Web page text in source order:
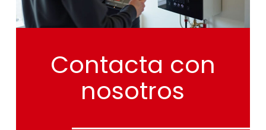
Contacta con
nosotros